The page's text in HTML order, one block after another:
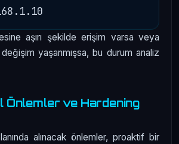
aşırı şekilde erişim varsa veya
yaşanmışsa, bu durum analiz
Önlemler ve Hardening
alınacak önlemler, proaktif bir